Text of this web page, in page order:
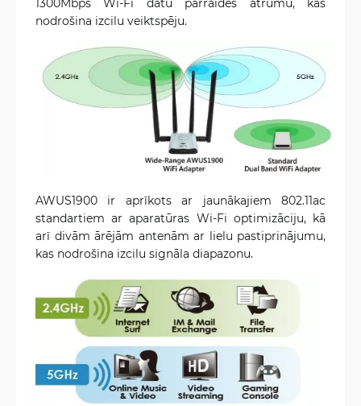
nodrošina izcilu veiktspēju.
AWUS1900 ir aprīkots ar jaunākajiem 802.11ac
standartiem ar aparatūras Wi-Fi optimizāciju, kā
arī divām ārējām antenām ar lielu pastiprinājumu,
kas nodrošina izcilu signāla diapazonu.